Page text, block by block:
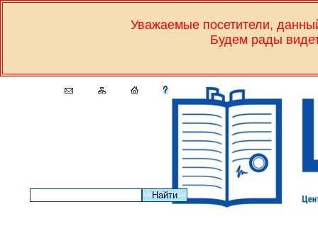
Уважаемые посетители,
Будем рады